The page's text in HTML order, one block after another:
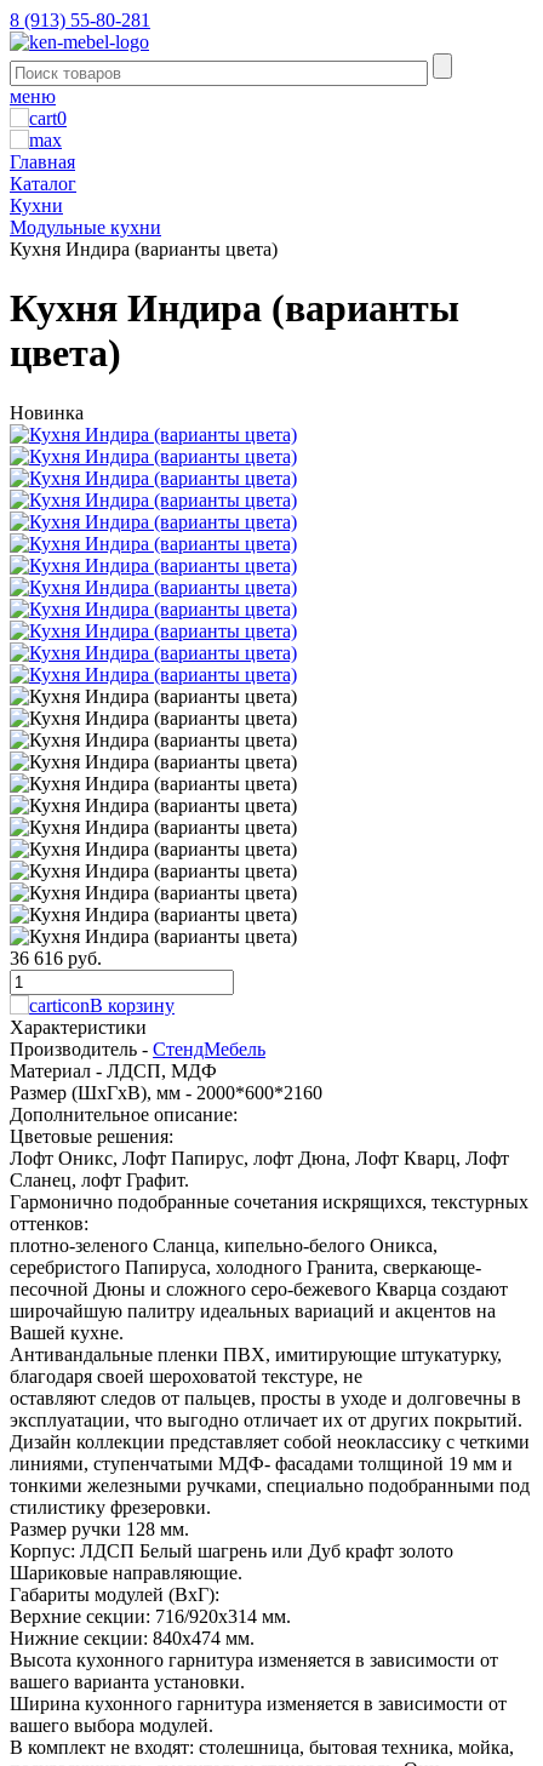
8 (913) 55-80-281
меню
0
Главная
Каталог
Кухни
Модульные кухни
Кухня Индира (варианты цвета)
Кухня Индира (варианты
цвета)
Новинка
36 616 руб.
В корзину
Характеристики
Производитель - СтендМебель
Материал - ЛДСП, МДФ
Размер (ШхГхВ), мм - 2000*600*2160
Дополнительное описание:
Цветовые решения:
Лофт Оникс, Лофт Папирус, лофт Дюна, Лофт Кварц, Лофт
Сланец, лофт Графит.
Гармонично подобранные сочетания искрящихся, текстурных
оттенков:
плотно-зеленого Сланца, кипельно-белого Оникса,
серебристого Папируса, холодного Гранита, сверкающе-
песочной Дюны и сложного серо-бежевого Кварца создают
широчайшую палитру идеальных вариаций и акцентов на
Вашей кухне.
Антивандальные пленки ПВХ, имитирующие штукатурку,
благодаря своей шероховатой текстуре, не
оставляют следов от пальцев, просты в уходе и долговечны в
эксплуатации, что выгодно отличает их от других покрытий.
Дизайн коллекции представляет собой неоклассику с четкими
линиями, ступенчатыми МДФ- фасадами толщиной 19 мм и
тонкими железными ручками, специально подобранными под
стилистику фрезеровки.
Размер ручки 128 мм.
Корпус: ЛДСП Белый шагрень или Дуб крафт золото
Шариковые направляющие.
Габариты модулей (ВхГ):
Верхние секции: 716/920х314 мм.
Нижние секции: 840х474 мм.
Высота кухонного гарнитура изменяется в зависимости от
вашего варианта установки.
Ширина кухонного гарнитура изменяется в зависимости от
вашего выбора модулей.
В комплект не входят: столешница, бытовая техника, мойка,